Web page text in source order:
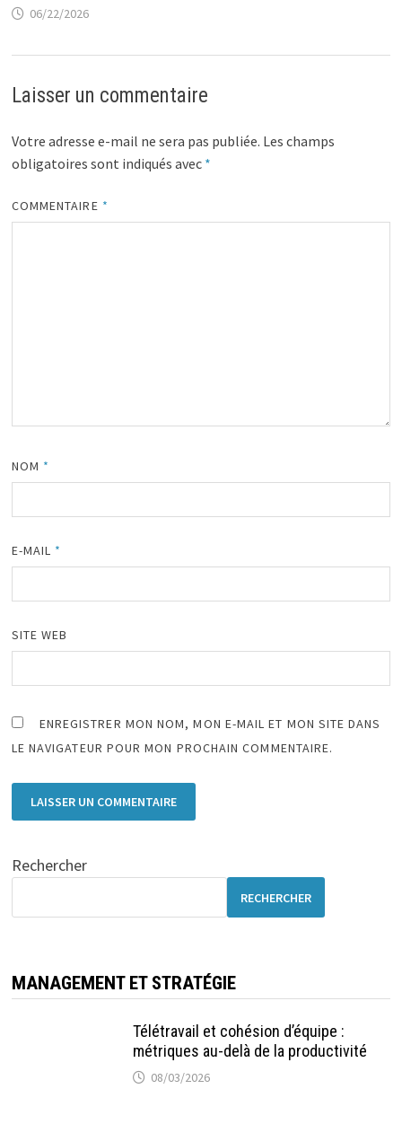
06/22/2026
Laisser un commentaire
Votre adresse e-mail ne sera pas publiée. Les champs
obligatoires sont indiqués avec *
COMMENTAIRE *
NOM *
E-MAIL *
SITE WEB
ENREGISTRER MON NOM, MON E-MAIL ET MON SITE DANS
LE NAVIGATEUR POUR MON PROCHAIN COMMENTAIRE.
Rechercher
RECHERCHER
MANAGEMENT ET STRATÉGIE
Télétravail et cohésion d’équipe :
métriques au-delà de la productivité
08/03/2026